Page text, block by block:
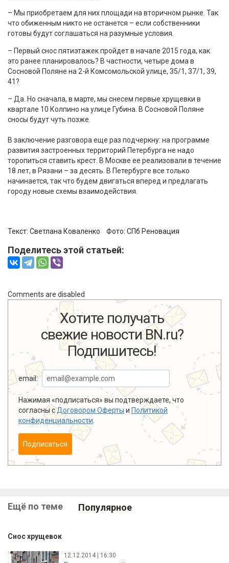
– Мы приобретаем для них площади на вторичном рынке. Так
что обиженным никто не останется – если собственники
готовы будут соглашаться на разумные условия.
– Первый снос пятиэтажек пройдет в начале 2015 года, как
это ранее планировалось? В частности, четыре дома в
Сосновой Поляне на 2-й Комсомольской улице, 35/1, 37/1, 39,
41?
– Да. Но сначала, в марте, мы снесем первые хрущевки в
квартале 10 Колпино на улице Губина. В Сосновой Поляне
сносы будут чуть позже.
В заключение разговора еще раз подчеркну: на программе
развития застроенных территорий Петербурга не надо
торопиться ставить крест. В Москве ее реализовали в течение
18 лет, в Рязани – за десять. В Петербурге все только
начинается, так что будем двигаться вперед и предлагать
городу новые схемы взаимодействия.
Текст: Светлана Коваленко Фото: СПб Реновация
Поделитесь этой статьей:
Comments are disabled
Хотите получать
свежие новости BN.ru?
Подпишитесь!
email:
Нажимая «подписаться» вы подтверждаете, что
согласны сДоговором Оферты и Политикой
конфиденциальности
Подписаться
Ещё по теме Популярное
Снос хрущевок
12.12.2014 | 16:30